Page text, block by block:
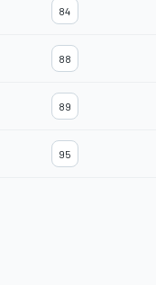
84
88
89
95